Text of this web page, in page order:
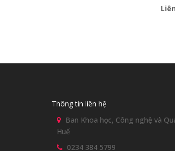
Thông tin liên hệ
Ban Khoa học, Công nghệ và
Huế
0234 384 5799